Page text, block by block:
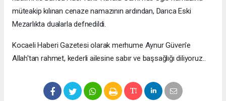
müteakip kılınan cenaze namazının ardından, Darıca Eski
Mezarlıkta dualarla defnedildi.
Kocaeli Haberi Gazetesi olarak merhume Aynur Güven'e
Allah'tan rahmet, kederli ailesine sabır ve başsağlığı diliyoruz..